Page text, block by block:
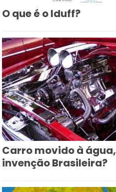
O que é o Iduff?
Carro movido à água,
invenção Brasileira?